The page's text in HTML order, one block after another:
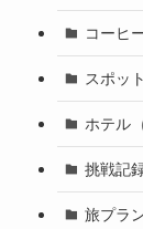
コーヒ
スポッ
ホテル
挑戦記
旅プラ